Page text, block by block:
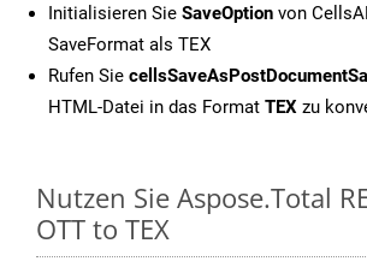
Initialisieren Sie SaveOption von
SaveFormat als TEX
Rufen Sie
HTML-Datei in das Format TEX zu
Nutzen Sie Aspose.Total
OTT to TEX